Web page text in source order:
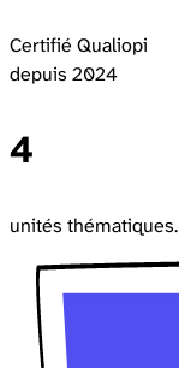
Certifié Qualiopi
depuis 2024
4
unités thématiques.